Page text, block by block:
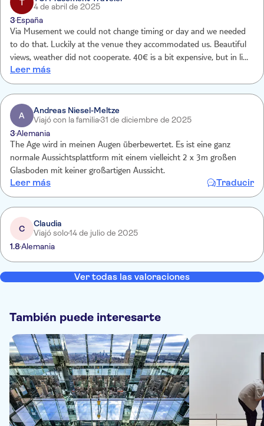
T
4 de abril de 2025
3 España
Via Musement we could not change timing or day and we needed
to do that. Luckily at the venue they accommodated us. Beautiful
views, weather did not cooperate. 40€ is a bit expensive, but in line
with the other observation decks in the city.
Leer más
A
Andreas Niesel-Meltze
Viajó con la familia31 de diciembre de 2025
3Alemania
The Age wird in meinen Augen überbewertet. Es ist eine ganz
normale Aussichtsplattform mit einem vielleicht 2 x 3m großen
Glasboden mit keiner großartigen Aussicht.
Leer más Traducir
C
Claudia
Viajó solo14 de julio de 2025
1.8Alemania
Ver todas las valoraciones
También puede interesarte